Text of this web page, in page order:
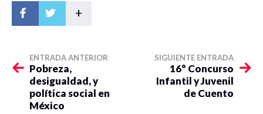
+
ENTRADA ANTERIOR
Pobreza,
desigualdad, y
política social en
México
SIGUIENTE ENTRADA
16° Concurso
Infantil y Juvenil
de Cuento